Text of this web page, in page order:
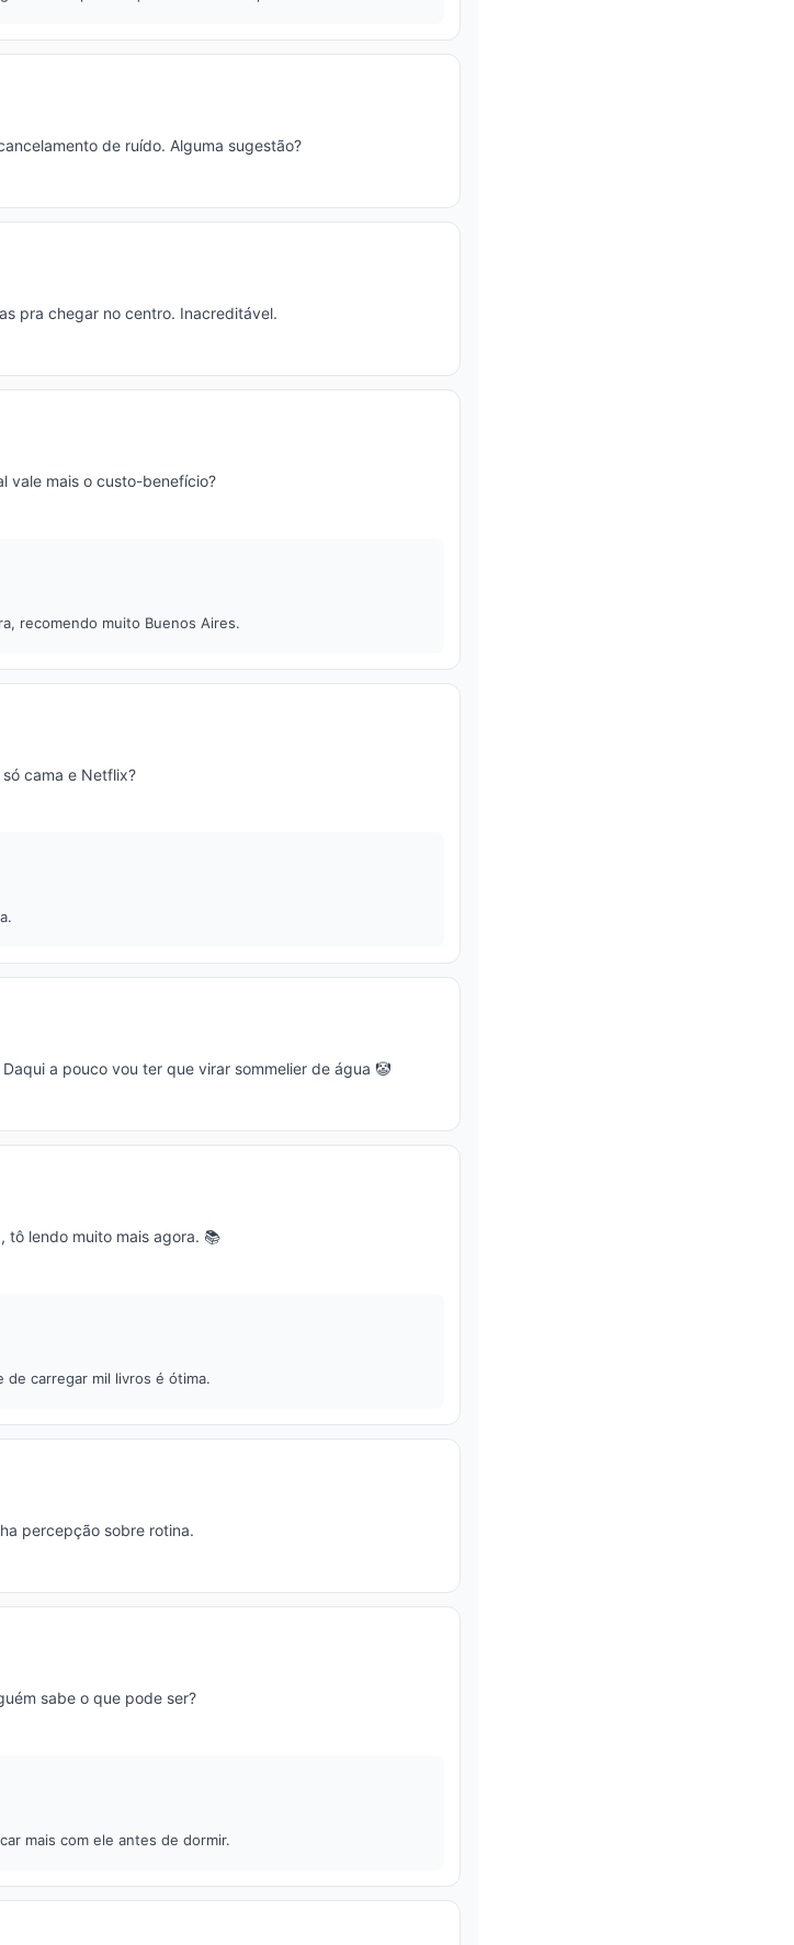
de ruído. Alguma sugestão?
pra chegar no centro. Inacreditável.
vale mais o custo-benefício?
recomendo muito Buenos Aires.
cama e Netflix?
a pouco vou ter que virar sommelier de água 🤡
tô lendo muito mais agora. 📚
de carregar mil livros é ótima.
percepção sobre rotina.
sabe o que pode ser?
mais com ele antes de dormir.